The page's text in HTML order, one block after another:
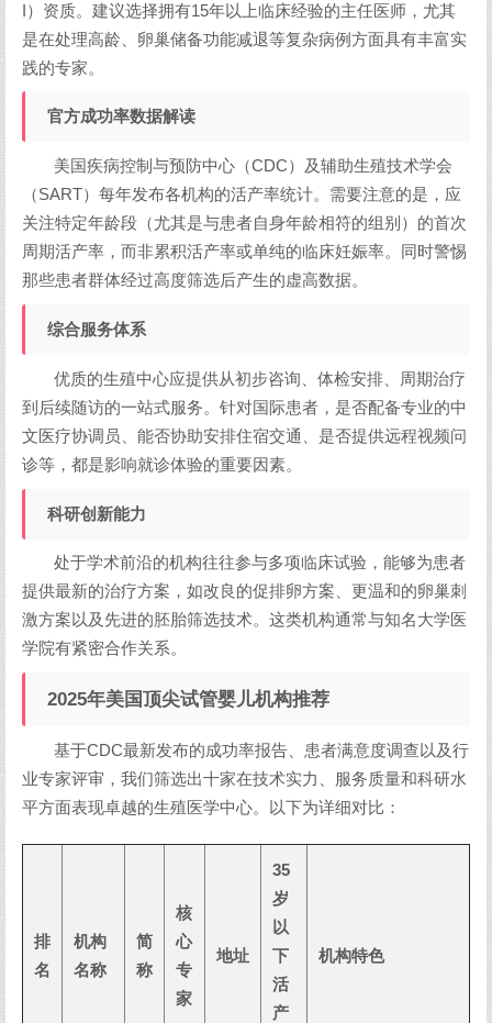
I）资质。建议选择拥有15年以上临床经验的主任医师，尤其
是在处理高龄、卵巢储备功能减退等复杂病例方面具有丰富实
践的专家。
官方成功率数据解读
美国疾病控制与预防中心（CDC）及辅助生殖技术学会
（SART）每年发布各机构的活产率统计。需要注意的是，应
关注特定年龄段（尤其是与患者自身年龄相符的组别）的首次
周期活产率，而非累积活产率或单纯的临床妊娠率。同时警惕
那些患者群体经过高度筛选后产生的虚高数据。
综合服务体系
优质的生殖中心应提供从初步咨询、体检安排、周期治疗
到后续随访的一站式服务。针对国际患者，是否配备专业的中
文医疗协调员、能否协助安排住宿交通、是否提供远程视频问
诊等，都是影响就诊体验的重要因素。
科研创新能力
处于学术前沿的机构往往参与多项临床试验，能够为患者
提供最新的治疗方案，如改良的促排卵方案、更温和的卵巢刺
激方案以及先进的胚胎筛选技术。这类机构通常与知名大学医
学院有紧密合作关系。
2025年美国顶尖试管婴儿机构推荐
基于CDC最新发布的成功率报告、患者满意度调查以及行
业专家评审，我们筛选出十家在技术实力、服务质量和科研水
平方面表现卓越的生殖医学中心。以下为详细对比：
排
名
机构
名称
简
称
核
心
专
家
地址
35
岁
以
下
活
产
机构特色